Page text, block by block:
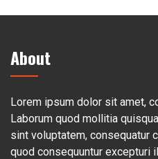
About
Lorem ipsum dolor sit amet,
Laborum quod mollitia
sint voluptatem, consequatur
quod consequuntur excepturi